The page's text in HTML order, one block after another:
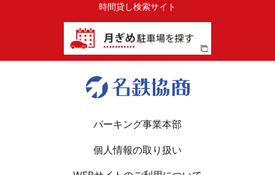
時間貸し検索サイト
パーキング事業本部
個人情報の取り扱い